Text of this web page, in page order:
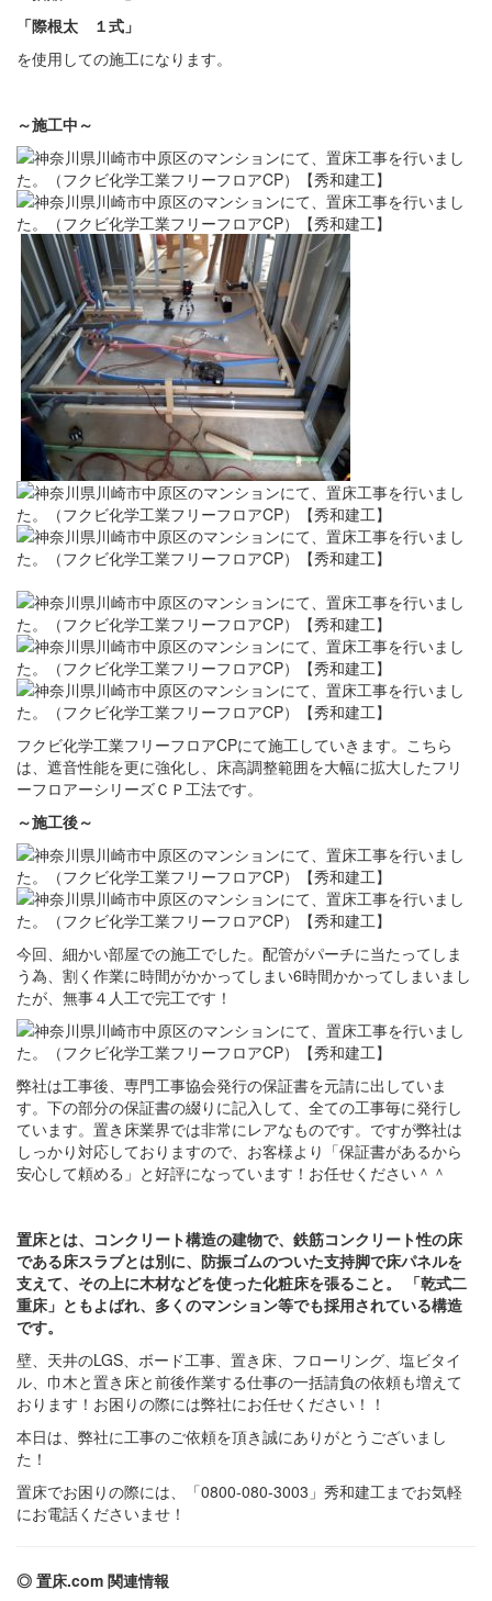
「際根太 １式」
を使用しての施工になります。
～施工中～
フクビ化学工業フリーフロアCPにて施工していきます。こちら
は、遮音性能を更に強化し、床高調整範囲を大幅に拡大したフリ
ーフロアーシリーズＣＰ工法です。
～施工後～
今回、細かい部屋での施工でした。配管がパーチに当たってしま
う為、割く作業に時間がかかってしまい6時間かかってしまいまし
たが、無事４人工で完工です！
弊社は工事後、専門工事協会発行の保証書を元請に出していま
す。下の部分の保証書の綴りに記入して、全ての工事毎に発行し
ています。置き床業界では非常にレアなものです。ですが弊社は
しっかり対応しておりますので、お客様より「保証書があるから
安心して頼める」と好評になっています！お任せください＾＾
置床とは、コンクリート構造の建物で、鉄筋コンクリート性の床
である床スラブとは別に、防振ゴムのついた支持脚で床パネルを
支えて、その上に木材などを使った化粧床を張ること。 「乾式二
重床」ともよばれ、多くのマンション等でも採用されている構造
です。
壁、天井のLGS、ボード工事、置き床、フローリング、塩ビタイ
ル、巾木と置き床と前後作業する仕事の一括請負の依頼も増えて
おります！お困りの際には弊社にお任せください！！
本日は、弊社に工事のご依頼を頂き誠にありがとうございまし
た！
置床でお困りの際には、「0800-080-3003」秀和建工までお気軽
にお電話くださいませ！
◎ 置床.com 関連情報